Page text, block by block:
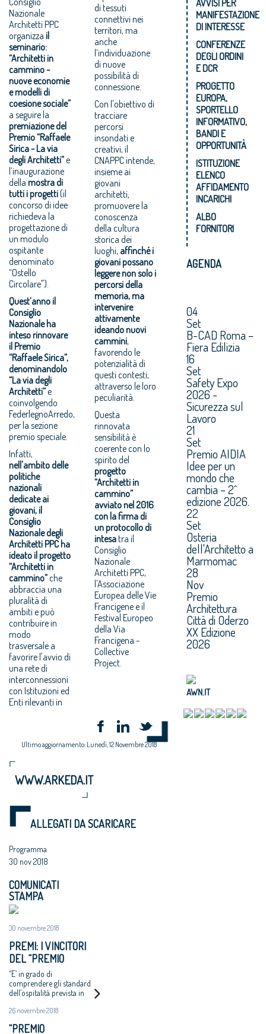
Nazionale
Architetti PPC
organizza il
seminario:
“Architetti in
cammino -
nuove economie
e modelli di
coesione sociale”
a seguire la
premiazione del
Premio “Raffaele
Sirica - La via
degli Architetti”e
l’inaugurazione
della mostra di
tutti i progetti(il
concorso di idee
richiedeva la
progettazione di
un modulo
ospitante
denominato
“Ostello
Circolare").
Quest’anno il
Consiglio
Nazionale ha
inteso rinnovare
il Premio
“Raffaele Sirica”,
denominandolo
“La via degli
Architetti”e
coinvolgendo
FederlegnoArredo,
per la sezione
premio speciale.
Infatti,
nell'ambito delle
politiche
nazionali
dedicate ai
giovani, il
Consiglio
Nazionale degli
Architetti PPC ha
ideato il progetto
“Architetti in
cammino”che
abbraccia una
pluralità di
ambiti e può
contribuire in
modo
trasversale a
favorire l'avvio di
una rete di
interconnessioni
con Istituzioni ed
Enti rilevanti in
di tessuti
connettivi nei
territori, ma
anche
l’individuazione
di nuove
possibilità di
connessione.
Con l'obiettivo di
tracciare
percorsi
insondati e
creativi, il
CNAPPC intende,
insieme ai
giovani
architetti,
promuovere la
conoscenza
della cultura
storica dei
luoghi, affinché i
giovani possano
leggere non solo i
percorsi della
memoria, ma
intervenire
attivamente
ideando nuovi
cammini,
favorendo le
potenzialità di
questi contesti,
attraverso le loro
peculiarità.
Questa
rinnovata
sensibilità è
coerente con lo
spirito del
progetto
“Architetti in
cammino”
avviato nel 2016
con la firma di
un protocollo di
intesatra il
Consiglio
Nazionale
Architetti PPC,
l'Associazione
Europea delle Vie
Francigene e il
Festival Europeo
della Via
Francigena -
Collective
Project.
Ultimo aggiornamento: Lunedì, 12 Novembre 2018
WWW.ARKEDA.IT
ALLEGATI DA SCARICARE
Programma
30 nov 2018
COMUNICATI
STAMPA
30 novembre 2018
PREMI: I VINCITORI
DEL “PREMIO
RAFFAELE SIRICA -
LA VIA DEGLI
ARCHITETTI”
CONSEGNATO ANCHE
UN PREMIO SPECIALE
“E’ in grado di
comprendere gli standard
dell’ospitalità prevista in
“componibile” intorno ad
traversarlo e penetrarlo
26 novembre 2018
“PREMIO
AVVISI PER
MANIFESTAZIONE
DI INTERESSE
CONFERENZE
DEGLI ORDINI
E DCR
PROGETTO
EUROPA,
SPORTELLO
INFORMATIVO,
BANDI E
OPPORTUNITÀ
ISTITUZIONE
ELENCO
AFFIDAMENTO
INCARICHI
ALBO
FORNITORI
AGENDA
04
Set
B-CAD Roma –
Fiera Edilizia
16
Set
Safety Expo
2026 -
Sicurezza sul
Lavoro
21
Set
Premio AIDIA
Idee per un
mondo che
cambia – 2^
edizione 2026.
22
Set
Osteria
dell'Architetto a
Marmomac
28
Nov
Premio
Architettura
Città di Oderzo
XX Edizione
2026
AWN.IT